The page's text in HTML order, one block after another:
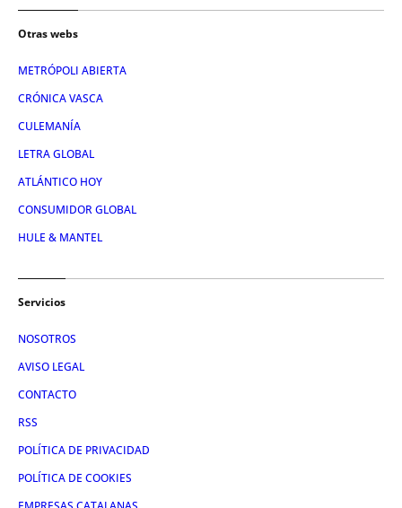
Otras webs
METRÓPOLI ABIERTA
CRÓNICA VASCA
CULEMANÍA
LETRA GLOBAL
ATLÁNTICO HOY
CONSUMIDOR GLOBAL
HULE & MANTEL
Servicios
NOSOTROS
AVISO LEGAL
CONTACTO
RSS
POLÍTICA DE PRIVACIDAD
POLÍTICA DE COOKIES